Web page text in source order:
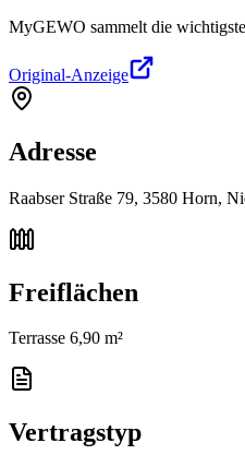
MyGEWO sammelt die
Original-Anzeige
Adresse
Raabser Straße 79, 3580 Horn,
Freiflächen
Terrasse 6,90 m²
Vertragstyp